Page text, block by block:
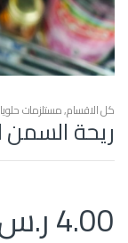
كل الاقسام,مستلزمات
ريحة السمن
4.00